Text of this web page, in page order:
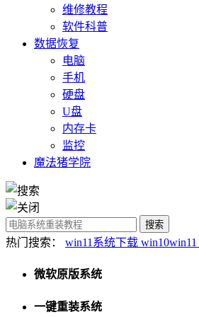
维修教程
软件科普
数据恢复
电脑
手机
硬盘
U盘
内存卡
监控
魔法猪学院
热门搜索： win11系统下载 win10win11
微软原版系统
一键重装系统